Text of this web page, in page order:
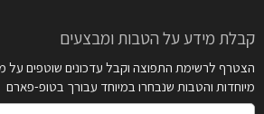
קבלת מידע על הטבות ומבצעים
הצטרף לרשימת התפוצה וקבל עדכונים שוטפים על
מיוחדות והטבות שנבחרו במיוחד עבורך בטופ-פארם